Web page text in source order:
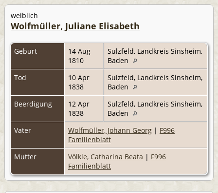
weiblich
Wolfmüller, Juliane Elisabeth
Geburt
14 Aug
1810
Sulzfeld, Landkreis Sinsheim,
Baden
Tod
10 Apr
1838
Sulzfeld, Landkreis Sinsheim,
Baden
Beerdigung
12 Apr
1838
Sulzfeld, Landkreis Sinsheim,
Baden
Vater
Wolfmüller, Johann Georg | F996
Familienblatt
Mutter
Völkle, Catharina Beata | F996
Familienblatt